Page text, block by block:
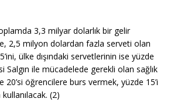
3,3 milyar dolarlık bir gelir
2,5 milyon dolardan fazla serveti olan
ülke dışındaki servetlerinin ise yüzde
Salgın ile mücadelede gerekli olan sağlık
öğrencilere burs vermek, yüzde 15’i
(2)